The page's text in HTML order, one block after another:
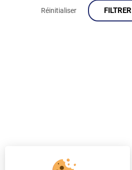
Réinitialiser FILTRER